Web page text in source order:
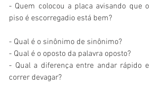
- Quem colocou a placa avisando que o
piso é escorregadio está bem?
- Qual é o sinônimo de sinônimo?
- Qual é o oposto da palavra oposto?
- Qual a diferença entre andar rápido e
correr devagar?